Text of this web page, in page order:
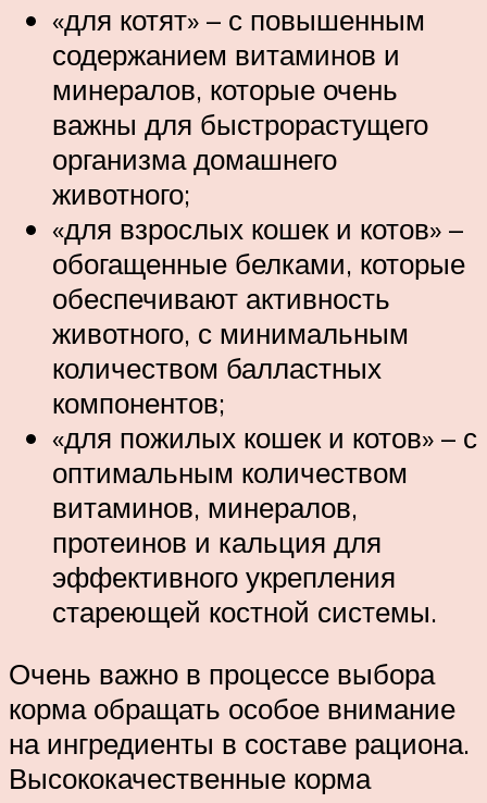
«для котят» – с повышенным
содержанием витаминов и
минералов, которые очень
важны для быстрорастущего
организма домашнего
животного;
«для взрослых кошек и котов» –
обогащенные белками, которые
обеспечивают активность
животного, с минимальным
количеством балластных
компонентов;
«для пожилых кошек и котов» – с
оптимальным количеством
витаминов, минералов,
протеинов и кальция для
эффективного укрепления
стареющей костной системы.
Очень важно в процессе выбора
корма обращать особое внимание
на ингредиенты в составе рациона.
Высококачественные корма